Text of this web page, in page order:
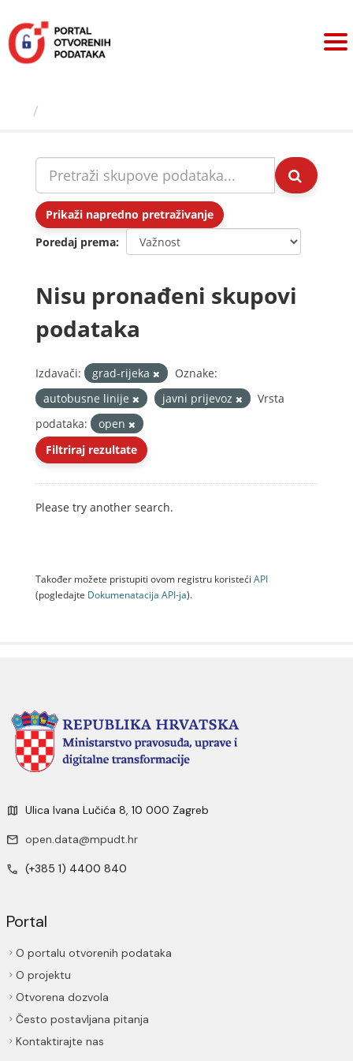
sadržaj
Prikaži napredno pretraživanje
Poredaj prema
Nisu pronađeni skupovi
podataka
Izdavači: grad-rijeka
Oznake:
autobusne linije
javni prijevoz
Vrsta
podataka:
open
Filtriraj rezultate
Please try another search.
Također možete pristupiti ovom registru koristeći API
(pogledajte Dokumenаtаcijа API-jа).